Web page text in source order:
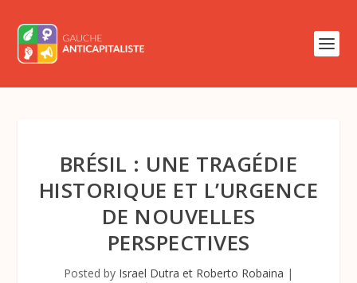
BRÉSIL : UNE TRAGÉDIE
HISTORIQUE ET L’URGENCE
DE NOUVELLES
PERSPECTIVES
Posted by Israel Dutra et Roberto Robaina |